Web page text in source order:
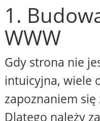
1.
WWW
Gdy strona nie
intuicyjna, wiele
zapoznaniem
Dlatego należy